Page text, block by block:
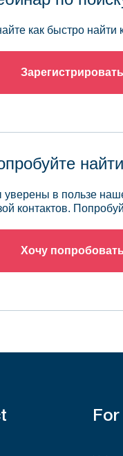
как быстро
в пользе
контактов.
Хочу